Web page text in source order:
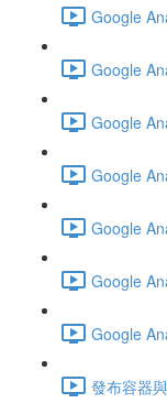
Google
Google
Google
Google
Google
Google
Google
發布容器